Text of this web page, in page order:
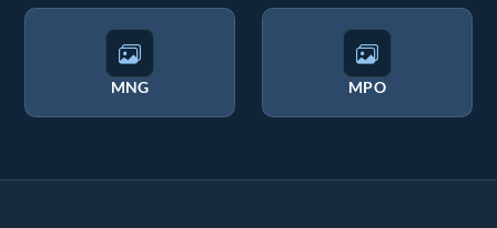
MNG MPO